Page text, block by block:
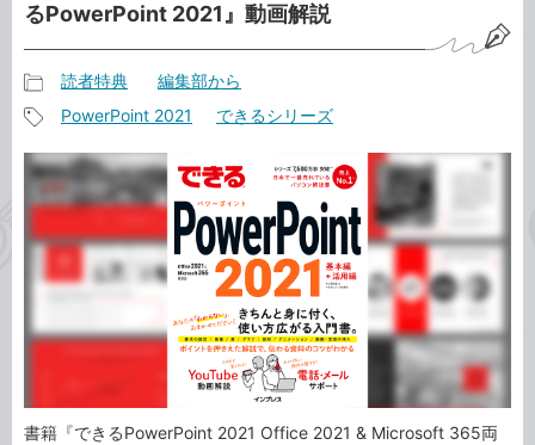
るPowerPoint 2021』動画解説
事
カ
テ
ゴ
リ
読者特典 編集部から
事
タ
PowerPoint 2021 できるシリーズ
書籍『できるPowerPoint 2021 Office 2021 & Microsoft 365両